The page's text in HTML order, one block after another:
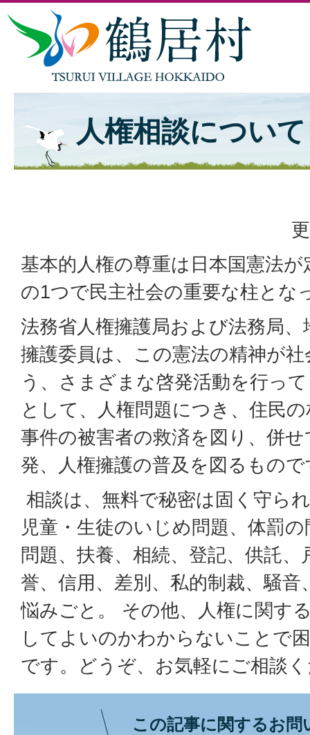
人権相談について
基本的人権の尊重は日本国憲法
の1つで民主社会の重要な柱とな
法務省人権擁護局および法務局
擁護委員は、この憲法の精神が
う、さまざまな啓発活動を行っ
として、人権問題につき、住民
事件の被害者の救済を図り、併
発、人権擁護の普及を図るもので
相談は、無料で秘密は固く守ら
児童・生徒のいじめ問題、体罰
問題、扶養、相続、登記、供託
誉、信用、差別、私的制裁、騒
悩みごと。 その他、人権に関す
してよいのかわからないことで
です。どうぞ、お気軽にご相談
この記事に関するお問